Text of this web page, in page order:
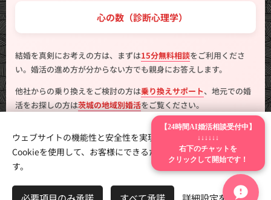
💖 心の数（診断心理学）
結婚を真剣にお考えの方は、まずは15分無料相談をご利用くださ
い。婚活の進め方が分からない方でも親身にお答えします。
他社からの乗り換えをご検討の方は乗り換えサポート、地元での婚
活をお探しの方は茨城の地域別婚活をご覧ください。
はんこ広場つくば二の宮店 Cookie
言語
ウェブサイトの機能性と安全性を実現するため、Webnodeは
Cookieを使用して、お客様にできるだけ最高の体験を提供しま
す。
【24時間AI婚活相談受付中】
↓↓↓↓↓↓
右下のチャットを
クリックして開始です！